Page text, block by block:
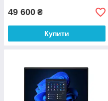
49 600 ₴
Купити